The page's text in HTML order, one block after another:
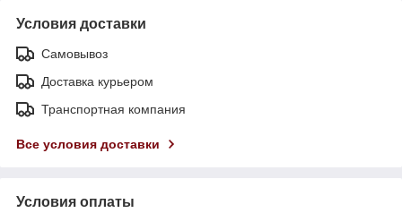
Условия доставки
Самовывоз
Доставка курьером
Транспортная компания
Все условия доставки
Условия оплаты